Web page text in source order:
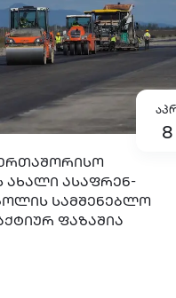
8
ᲐᲡᲐᲤᲠᲔᲜ-
ᲡᲐᲛᲨᲔᲜᲔᲑᲚᲝ
ᲤᲐᲖᲐᲨᲘᲐ